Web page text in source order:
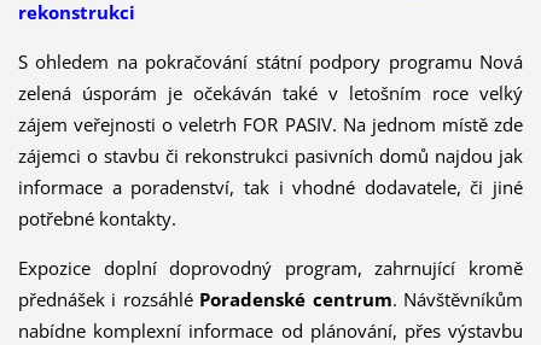
rekonstrukci
S ohledem na pokračování státní podpory programu Nová
zelená úsporám je očekáván také v letošním roce velký
zájem veřejnosti o veletrh FOR PASIV. Na jednom místě zde
zájemci o stavbu či rekonstrukci pasivních domů najdou jak
informace a poradenství, tak i vhodné dodavatele, či jiné
potřebné kontakty.
Expozice doplní doprovodný program, zahrnující kromě
přednášek i rozsáhlé Poradenské centrum. Návštěvníkům
nabídne komplexní informace od plánování, přes výstavbu